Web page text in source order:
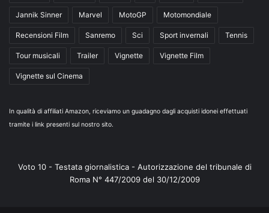
Jannik Sinner Marvel MotoGP Motomondiale
Recensioni Film Sanremo Sci Sport invernali Tennis
Tour musicali Trailer Vignette Vignette Film
Vignette sul Cinema
In qualità di affiliati Amazon, riceviamo un guadagno dagli acquisti idonei effettuati
tramite i link presenti sul nostro sito.
Voto 10 - Testata giornalistica - Autorizzazione del tribunale di
Roma N° 447/2009 del 30/12/2009